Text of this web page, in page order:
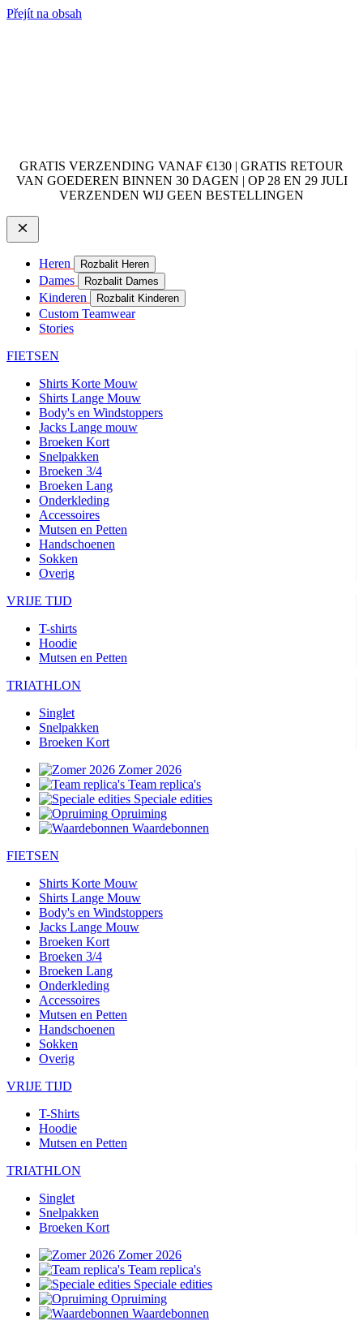
Přejít na obsah
GRATIS VERZENDING VANAF €130 | GRATIS RETOUR
VAN GOEDEREN BINNEN 30 DAGEN | OP 28 EN 29 JULI
VERZENDEN WIJ GEEN BESTELLINGEN
Heren Rozbalit Heren
Dames Rozbalit Dames
Kinderen Rozbalit Kinderen
Custom Teamwear
Stories
FIETSEN
Shirts Korte Mouw
Shirts Lange Mouw
Body's en Windstoppers
Jacks Lange mouw
Broeken Kort
Snelpakken
Broeken 3/4
Broeken Lang
Onderkleding
Accessoires
Mutsen en Petten
Handschoenen
Sokken
Overig
VRIJE TIJD
T-shirts
Hoodie
Mutsen en Petten
TRIATHLON
Singlet
Snelpakken
Broeken Kort
Zomer 2026
Team replica's
Speciale edities
Opruiming
Waardebonnen
FIETSEN
Shirts Korte Mouw
Shirts Lange Mouw
Body's en Windstoppers
Jacks Lange Mouw
Broeken Kort
Broeken 3/4
Broeken Lang
Onderkleding
Accessoires
Mutsen en Petten
Handschoenen
Sokken
Overig
VRIJE TIJD
T-Shirts
Hoodie
Mutsen en Petten
TRIATHLON
Singlet
Snelpakken
Broeken Kort
Zomer 2026
Team replica's
Speciale edities
Opruiming
Waardebonnen